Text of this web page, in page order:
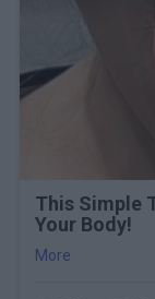
This Simple
Your Body!
More